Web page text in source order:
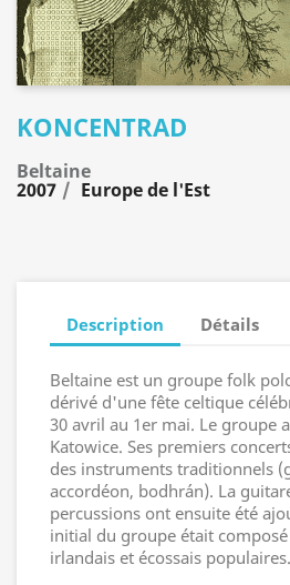
KONCENTRAD
Beltaine
2007 Europe de l'Est
Description Détails
Beltaine est un groupe folk
dérivé d'une fête celtique
30 avril au 1er mai. Le groupe
Katowice. Ses premiers
des instruments traditionnels
accordéon, bodhrán). La
percussions ont ensuite été
initial du groupe était
irlandais et écossais populaires.